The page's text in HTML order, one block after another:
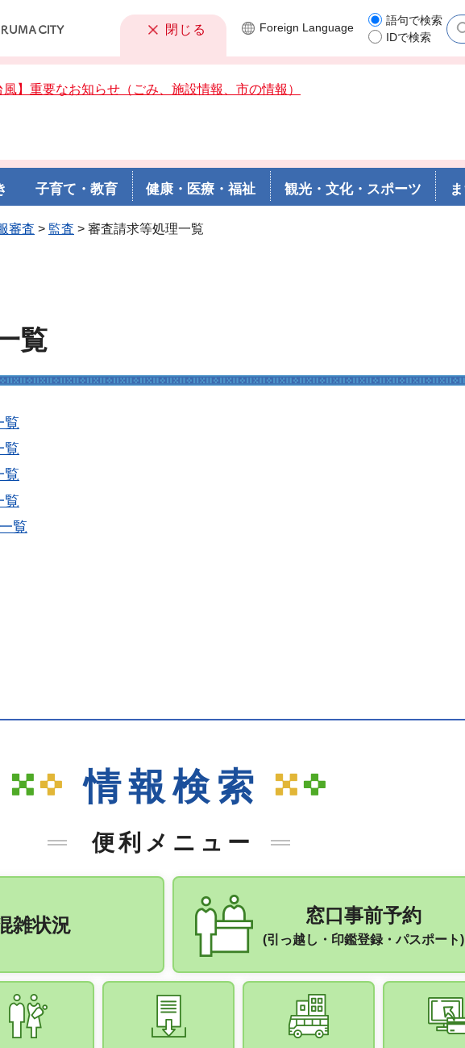
閉じる
風】重要なお知らせ（ごみ、施設情報、市の情報）
Foreign Language
語句で検索
IDで検索
子育て・教育 健康・医療・福祉 観光・文化・スポーツ
審査 > 監査 > 審査請求等処理一覧
覧
覧
覧
覧
覧
覧
情報検索
便利メニュー
雑状況 窓口事前予約
(引っ越し・印鑑登録・パスポート)